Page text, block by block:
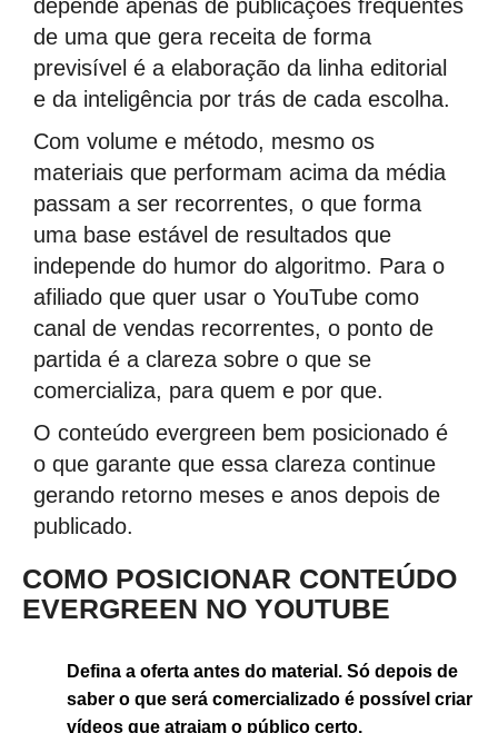
depende apenas de publicações frequentes
de uma que gera receita de forma
previsível é a elaboração da linha editorial
e da inteligência por trás de cada escolha.
Com volume e método, mesmo os
materiais que performam acima da média
passam a ser recorrentes, o que forma
uma base estável de resultados que
independe do humor do algoritmo. Para o
afiliado que quer usar o YouTube como
canal de vendas recorrentes, o ponto de
partida é a clareza sobre o que se
comercializa, para quem e por que.
O conteúdo evergreen bem posicionado é
o que garante que essa clareza continue
gerando retorno meses e anos depois de
publicado.
COMO POSICIONAR CONTEÚDO
EVERGREEN NO YOUTUBE
Defina a oferta antes do material. Só depois de
saber o que será comercializado é possível criar
vídeos que atraiam o público certo.